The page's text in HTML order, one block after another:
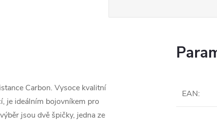
Carbon. Vysoce kvalitní
je ideálním bojovníkem pro
jsou dvě špičky, jedna ze
EAN: